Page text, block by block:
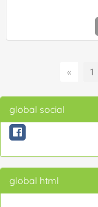
« 1
global social
global html